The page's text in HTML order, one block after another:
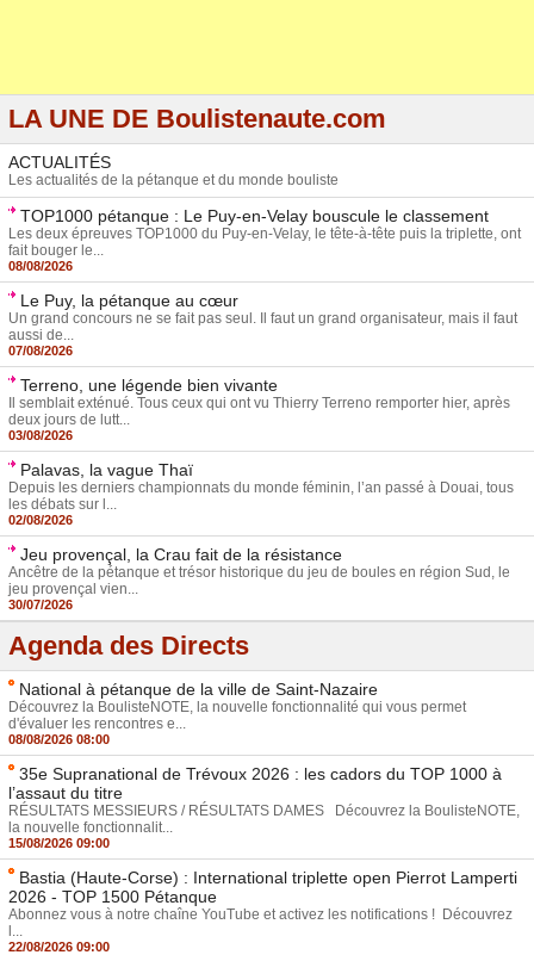
LA UNE DE Boulistenaute.com
ACTUALITÉS
Les actualités de la pétanque et du monde bouliste
TOP1000 pétanque : Le Puy-en-Velay bouscule le classement
Les deux épreuves TOP1000 du Puy-en-Velay, le tête-à-tête puis la triplette, ont
fait bouger le...
08/08/2026
Le Puy, la pétanque au cœur
Un grand concours ne se fait pas seul. Il faut un grand organisateur, mais il faut
aussi de...
07/08/2026
Terreno, une légende bien vivante
Il semblait exténué. Tous ceux qui ont vu Thierry Terreno remporter hier, après
deux jours de lutt...
03/08/2026
Palavas, la vague Thaï
Depuis les derniers championnats du monde féminin, l’an passé à Douai, tous
les débats sur l...
02/08/2026
Jeu provençal, la Crau fait de la résistance
Ancêtre de la pétanque et trésor historique du jeu de boules en région Sud, le
jeu provençal vien...
30/07/2026
Agenda des Directs
National à pétanque de la ville de Saint-Nazaire
Découvrez la BoulisteNOTE, la nouvelle fonctionnalité qui vous permet
d'évaluer les rencontres e...
08/08/2026 08:00
35e Supranational de Trévoux 2026 : les cadors du TOP 1000 à
l’assaut du titre
RÉSULTATS MESSIEURS / RÉSULTATS DAMES Découvrez la BoulisteNOTE,
la nouvelle fonctionnalit...
15/08/2026 09:00
Bastia (Haute-Corse) : International triplette open Pierrot Lamperti
2026 - TOP 1500 Pétanque
Abonnez vous à notre chaîne YouTube et activez les notifications ! Découvrez
l...
22/08/2026 09:00